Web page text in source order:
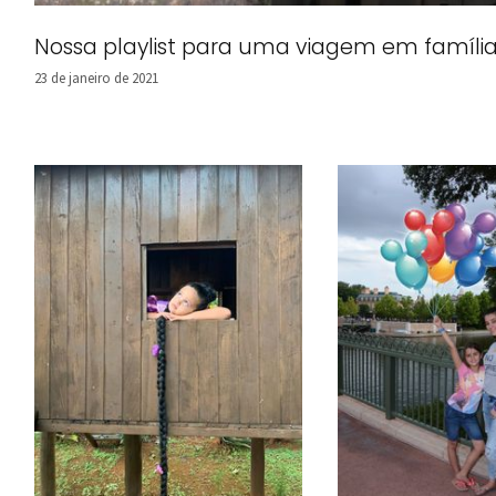
Nossa playlist para uma viagem em
23 de janeiro de 2021